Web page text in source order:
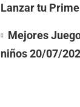
Lanzar tu
Mejores
niños 20/07/